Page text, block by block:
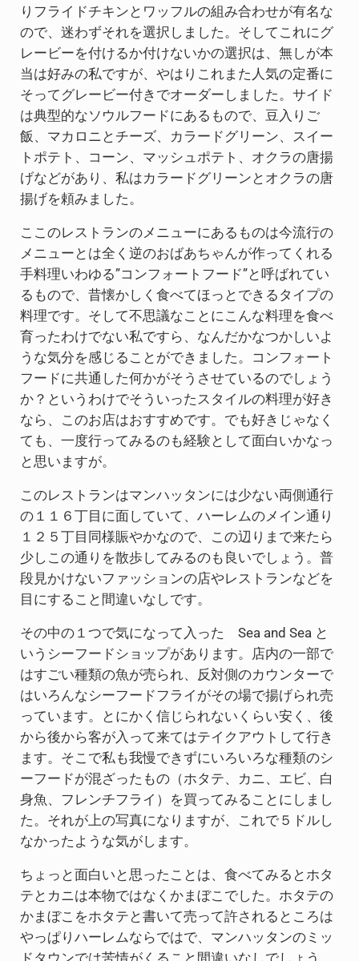
りフライドチキンとワッフルの組み合わせが有名な
ので、迷わずそれを選択しました。そしてこれにグ
レービーを付けるか付けないかの選択は、無しが本
当は好みの私ですが、やはりこれまた人気の定番に
そってグレービー付きでオーダーしました。サイド
は典型的なソウルフードにあるもので、豆入りご
飯、マカロニとチーズ、カラードグリーン、スイー
トポテト、コーン、マッシュポテト、オクラの唐揚
げなどがあり、私はカラードグリーンとオクラの唐
揚げを頼みました。
ここのレストランのメニューにあるものは今流行の
メニューとは全く逆のおばあちゃんが作ってくれる
手料理いわゆる”コンフォートフード”と呼ばれてい
るもので、昔懐かしく食べてほっとできるタイプの
料理です。そして不思議なことにこんな料理を食べ
育ったわけでない私ですら、なんだかなつかしいよ
うな気分を感じることができました。コンフォート
フードに共通した何かがそうさせているのでしょう
か？というわけでそういったスタイルの料理が好き
なら、このお店はおすすめです。でも好きじゃなく
ても、一度行ってみるのも経験として面白いかなっ
と思いますが。
このレストランはマンハッタンには少ない両側通行
の１１６丁目に面していて、ハーレムのメイン通り
１２５丁目同様賑やかなので、この辺りまで来たら
少しこの通りを散歩してみるのも良いでしょう。普
段見かけないファッションの店やレストランなどを
目にすること間違いなしです。
その中の１つで気になって入った Sea and Sea と
いうシーフードショップがあります。店内の一部で
はすごい種類の魚が売られ、反対側のカウンターで
はいろんなシーフードフライがその場で揚げられ売
っています。とにかく信じられないくらい安く、後
から後から客が入って来てはテイクアウトして行き
ます。そこで私も我慢できずにいろいろな種類のシ
ーフードが混ざったもの（ホタテ、カニ、エビ、白
身魚、フレンチフライ）を買ってみることにしまし
た。それが上の写真になりますが、これで５ドルし
なかったような気がします。
ちょっと面白いと思ったことは、食べてみるとホタ
テとカニは本物ではなくかまぼこでした。ホタテの
かまぼこをホタテと書いて売って許されるところは
やっぱりハーレムならではで、マンハッタンのミッ